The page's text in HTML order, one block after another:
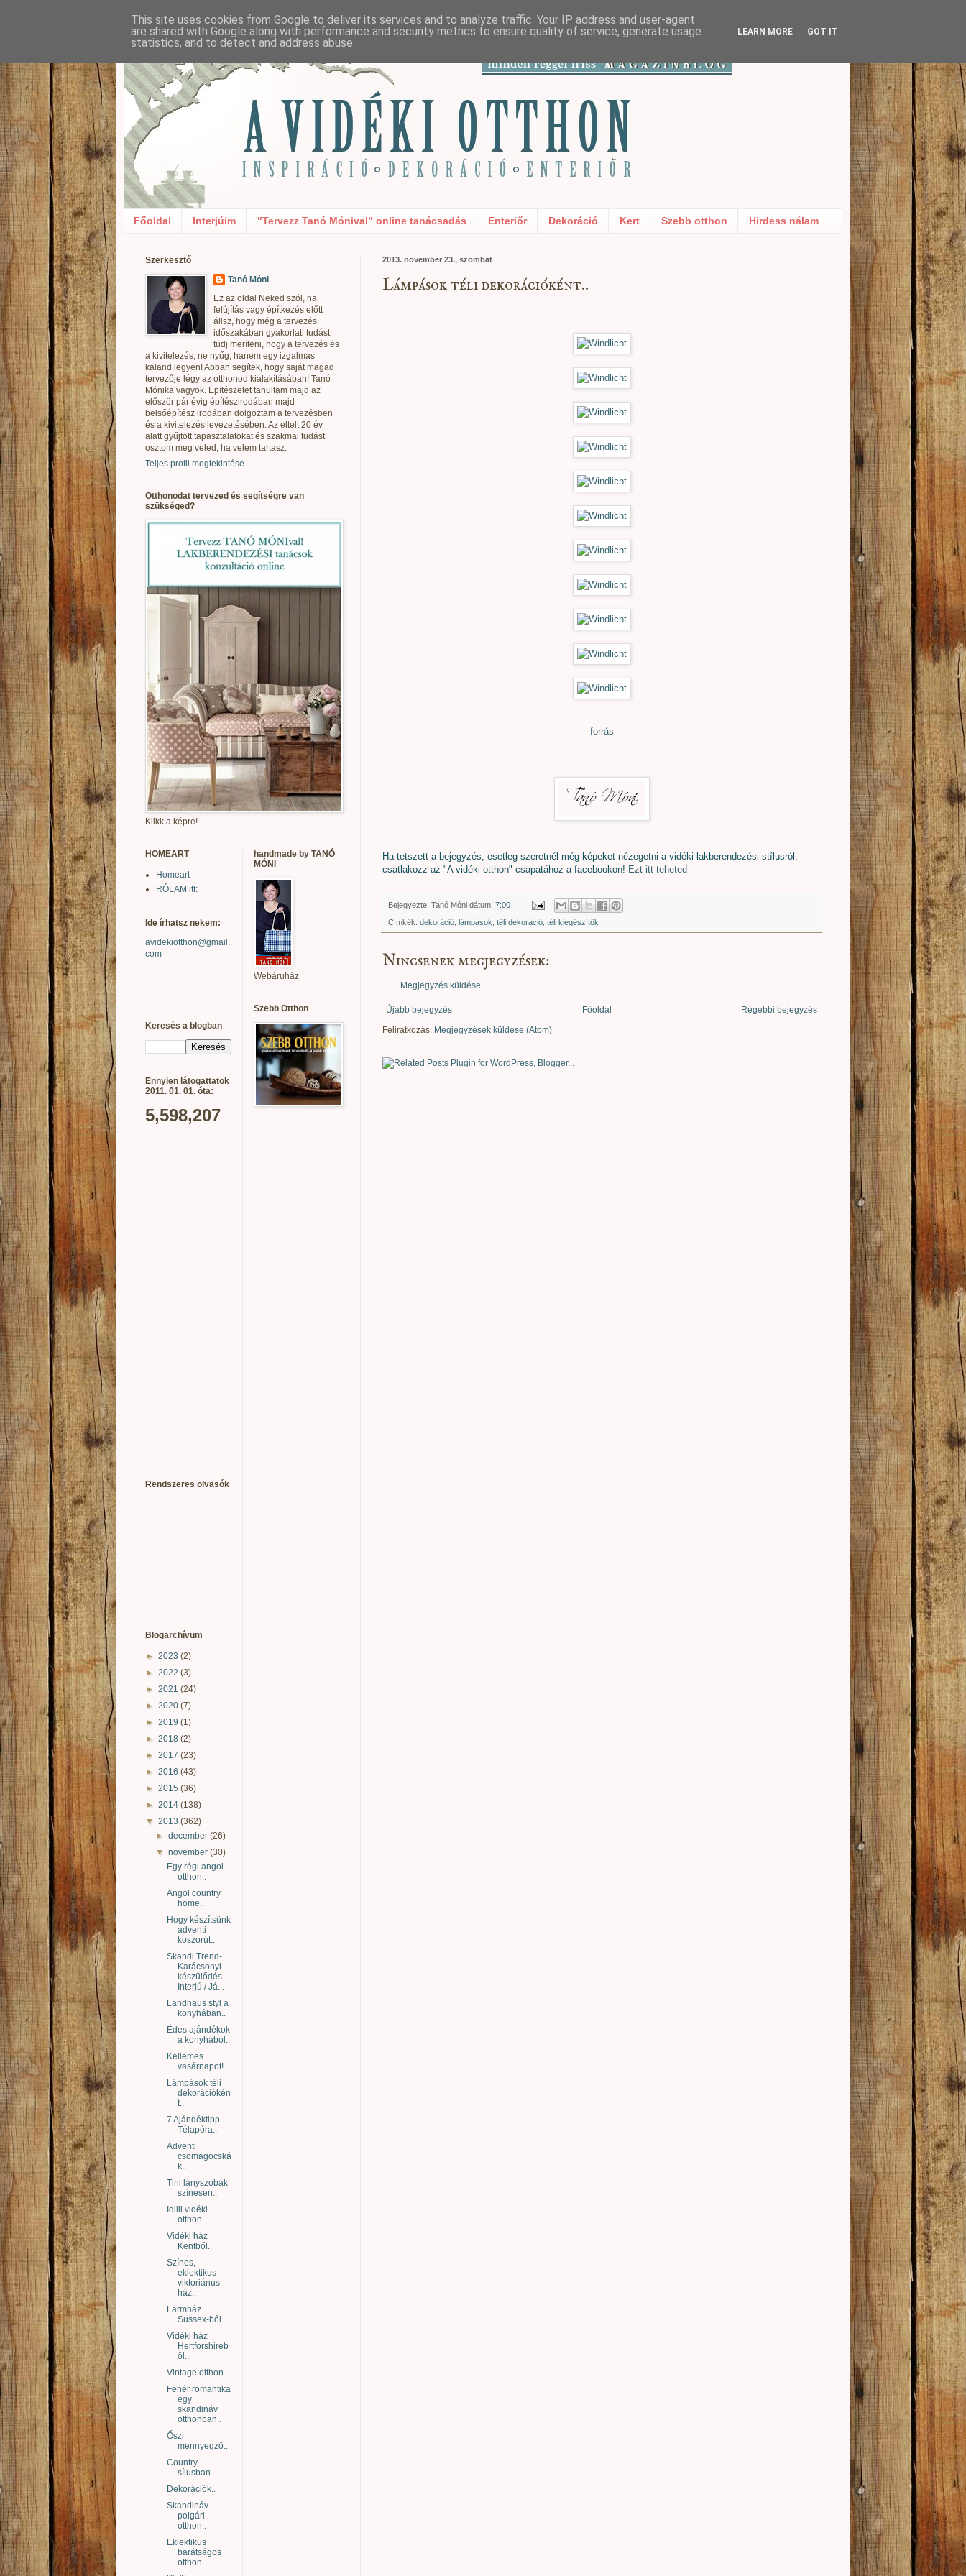
Főoldal Interjúim "Tervezz Tanó Mónival" online tanácsadás Enteriőr Dekoráció Kert Szebb otthon Hirdess nálam
2013. november 23., szombat
Lámpások téli dekorációként..
forrás
Ha tetszett a bejegyzés, esetleg szeretnél még képeket nézegetni a vidéki lakberendezési stílusról,
csatlakozz az "A vidéki otthon" csapatához a facebookon! Ezt itt teheted
Bejegyezte: Tanó Móni dátum: 7:00
Címkék: dekoráció lámpások téli dekoráció téli kiegészítők
Nincsenek megjegyzések:
Megjegyzés küldése
Újabb bejegyzés Régebbi bejegyzés
Főoldal
Feliratkozás: Megjegyzések küldése (Atom)
Szerkesztő
Tanó Móni
Ez az oldal Neked szól, ha
felújítás vagy építkezés előtt
állsz, hogy még a tervezés
időszakában gyakorlati tudást
tudj meríteni, hogy a tervezés és
a kivitelezés, ne nyűg, hanem egy izgalmas
kaland legyen! Abban segítek, hogy saját magad
tervezője légy az otthonod kialakításában! Tanó
Mónika vagyok. Építészetet tanultam majd az
először pár évig építészirodában majd
belsőépítész irodában dolgoztam a tervezésben
és a kivitelezés levezetésében. Az eltelt 20 év
alatt gyűjtött tapasztalatokat és szakmai tudást
osztom meg veled, ha velem tartasz.
Teljes profil megtekintése
Otthonodat tervezed és segítségre van
szükséged?
Klikk a képre!
HOMEART
Homeart
RÓLAM itt:
Ide írhatsz nekem:
avidekiotthon@gmail.
com
Keresés a blogban
Ennyien látogattatok
2011. 01. 01. óta:
5,598,207
Rendszeres olvasók
Blogarchívum
► 2023 (2)
► 2022 (3)
► 2021 (24)
► 2020 (7)
► 2019 (1)
► 2018 (2)
► 2017 (23)
► 2016 (43)
► 2015 (36)
► 2014 (138)
▼ 2013 (362)
►december(26)
▼november(30)
Egy régi angol
otthon..
Angol country
home..
Hogy készítsünk
adventi
koszorút..
Skandi Trend-
Karácsonyi
készülődés..
Interjú / Já...
Landhaus styl a
konyhában..
Édes ajándékok
a konyhából..
Kellemes
vasárnapot!
Lámpások téli
dekorációkén
t..
7 Ajándéktipp
Télapóra..
Adventi
csomagocská
k..
Tini lányszobák
színesen..
Idilli vidéki
otthon..
Vidéki ház
Kentből..
Színes,
eklektikus
viktoriánus
ház..
Farmház
Sussex-ből..
Vidéki ház
Hertforshireb
ől..
Vintage otthon..
Fehér romantika
egy
skandináv
otthonban..
Őszi
mennyegző..
Country
sílusban..
Dekorációk..
Skandináv
polgári
otthon..
Eklektikus
barátságos
otthon..
handmade by TANÓ
MÓNI
Webáruház
Szebb Otthon
This site uses cookies from Google to deliver its services and to analyze traffic. Your IP address and user-agent
are shared with Google along with performance and security metrics to ensure quality of service, generate usage
statistics, and to detect and address abuse.
LEARN MORE GOT IT